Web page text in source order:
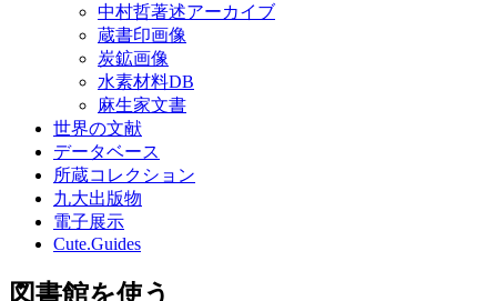
中村哲著述アーカイブ
蔵書印画像
炭鉱画像
水素材料DB
麻生家文書
世界の文献
データベース
所蔵コレクション
九大出版物
電子展示
Cute.Guides
図書館を使う